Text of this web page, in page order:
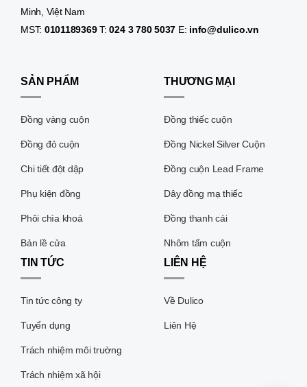
Minh, Việt Nam
MST: 0101189369T:024 3 780 5037 E: info@dulico.vn
SẢN PHẨM
Đồng vàng cuộn
Đồng đỏ cuộn
Chi tiết đột dập
Phụ kiện đồng
Phôi chìa khoá
Bản lề cửa
THƯƠNG MẠI
Đồng thiếc cuộn
Đồng Nickel Silver Cuộn
Đồng cuộn Lead Frame
Dây đồng mạ thiếc
Đồng thanh cái
Nhôm tấm cuộn
TIN TỨC
Tin tức công ty
Tuyển dụng
Trách nhiệm môi trường
Trách nhiệm xã hội
LIÊN HỆ
Về Dulico
Liên Hệ